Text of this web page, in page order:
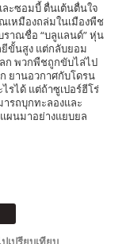
ะซอมบี้ ตื่นเต้นตื่นใจ
เหมืองถล่มในเมืองพืช
ราณชื่อ “บลูแลนด์” หุ่น
ขั้นสูง แต่กลับยอม
ก พวกพืชถูกขับไล่ไป
ก ยานอวกาศกับโดรน
รได้ แต่ถ้าซูเปอร์ฮีโร่
รถบุกทะลองและ
ผนมาอย่างแยบยล